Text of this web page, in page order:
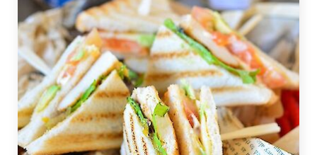
juteuses, de la laitue fraîche, de l'avocat et notre
délicieux jeune fromage Gouda, vous obtenez une
explosion de saveur à chaque bouchée. Ce
sandwich est la combinaison parfaite du salé et du
sucré, et vous pouvez le préparer en un rien de
temps. Alors, commençons et découvrons
comment préparer ce sandwich au poulet classique
!